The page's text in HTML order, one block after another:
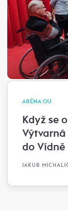
ARÉNA OU
Když se
do Vídně
JAKUB